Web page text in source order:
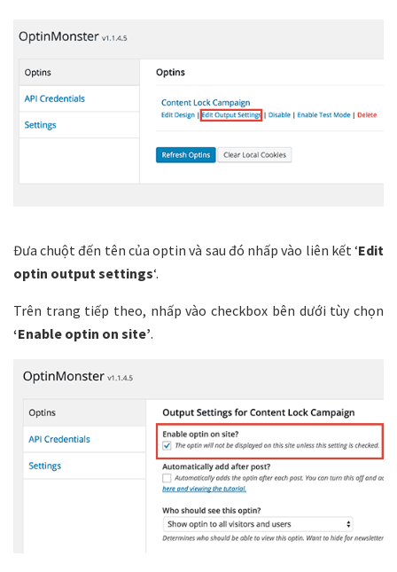
Đưa chuột đến tên của optin và sau đó nhấp vào liên kết ‘Edit
optin output settings‘.
Trên trang tiếp theo, nhấp vào checkbox bên dưới tùy chọn
‘Enable optin on site’.